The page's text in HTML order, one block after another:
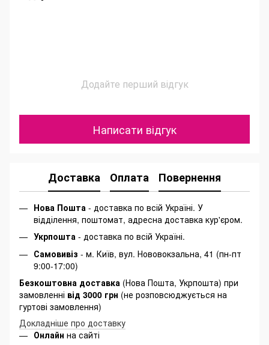
Додайте перший відгук
Написати відгук
Доставка Оплата Повернення
Нова Пошта - доставка по всій Україні. У
відділення, поштомат, адресна доставка кур'єром.
Укрпошта - доставка по всій Україні.
Самовивіз - м. Київ, вул. Нововокзальна, 41 (пн-пт
9:00-17:00)
Безкоштовна доставка (Нова Пошта, Укрпошта) при
замовленні від 3000 грн (не розповсюджується на
гуртові замовлення)
Докладніше про доставку
Онлайн на сайті